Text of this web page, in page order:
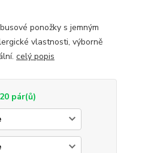
ponožky s jemným
vlastnosti, výborně
celý popis
pár(ů)